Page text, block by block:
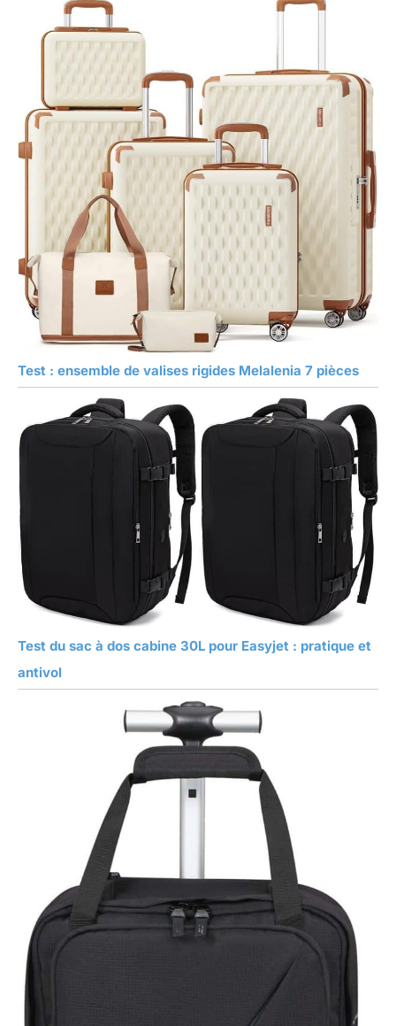
Test : ensemble de valises rigides Melalenia 7 pièces
Test du sac à dos cabine 30L pour Easyjet : pratique et
antivol